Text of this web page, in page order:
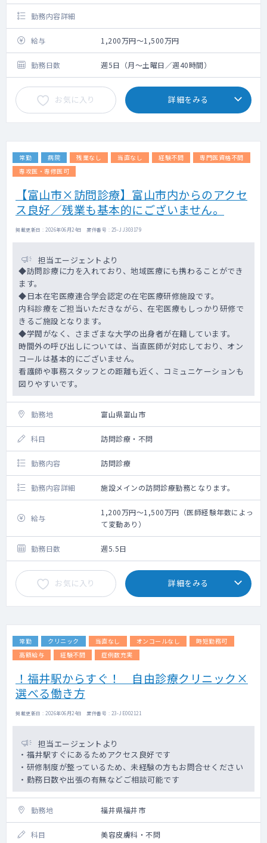
勤務内容詳細
給与 1,200万円～1,500万円
勤務日数 週5日（月～土曜日／週40時間）
お気に入り 詳細をみる
常勤 病院 残業なし 当直なし 経験不問
専門医資格不問
専攻医・専修医可
【富山市×訪問診療】富山市内からのアクセ
ス良好／残業も基本的にございません。
掲載更新日 : 2026年06月24日 案件番号 : 25-JJ303179
担当エージェントより
◆訪問診療に力を入れており、地域医療にも携わることができ
ます。
◆日本在宅医療連合学会認定の在宅医療研修施設です。
内科診療をご担当いただきながら、在宅医療もしっかり研修で
きるご施設となります。
◆学閥がなく、さまざまな大学の出身者が在籍しています。
時間外の呼び出しについては、当直医師が対応しており、オン
コールは基本的にございません。
看護師や事務スタッフとの距離も近く、コミュニケーションも
図りやすいです。
勤務地 富山県富山市
科目 訪問診療・不問
勤務内容 訪問診療
勤務内容詳細 施設メインの訪問診療勤務となります。
給与
1,200万円～1,500万円（医師経験年数によっ
て変動あり）
勤務日数 週5.5日
お気に入り 詳細をみる
常勤 クリニック 当直なし オンコールなし
時短勤務可
高額給与
経験不問 症例数充実
！福井駅からすぐ！ 自由診療クリニック×
選べる働き方
掲載更新日 : 2026年06月24日 案件番号 : 23-JE002121
担当エージェントより
・福井駅すぐにあるためアクセス良好です
・研修制度が整っているため、未経験の方もお問合せください
・勤務日数や出張の有無などご相談可能です
勤務地 福井県福井市
科目 美容皮膚科・不問